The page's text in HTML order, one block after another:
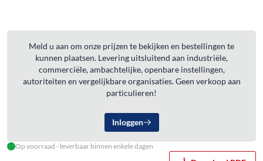
Meld u aan om onze prijzen te bekijken en bestellingen te
kunnen plaatsen. Levering uitsluitend aan industriële,
commerciële, ambachtelijke, openbare instellingen,
autoriteiten en vergelijkbare organisaties. Geen verkoop aan
particulieren!
Inloggen
Op voorraad - leverbaar binnen enkele dagen